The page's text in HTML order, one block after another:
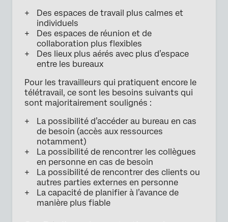
Des espaces de travail plus calmes et
individuels
Des espaces de réunion et de
collaboration plus flexibles
Des lieux plus aérés avec plus d’espace
entre les bureaux
Pour les travailleurs qui pratiquent encore le
télétravail, ce sont les besoins suivants qui
sont majoritairement soulignés :
La possibilité d’accéder au bureau en cas
de besoin (accès aux ressources
notamment)
La possibilité de rencontrer les collègues
en personne en cas de besoin
La possibilité de rencontrer des clients ou
autres parties externes en personne
La capacité de planifier à l’avance de
manière plus fiable